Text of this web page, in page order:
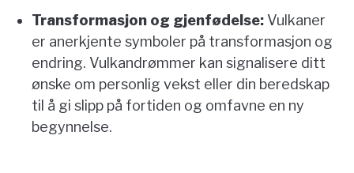
Transformasjon og gjenfødelse: Vulkaner
er anerkjente symboler på transformasjon og
endring. Vulkandrømmer kan signalisere ditt
ønske om personlig vekst eller din beredskap
til å gi slipp på fortiden og omfavne en ny
begynnelse.